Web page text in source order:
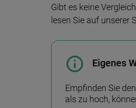
Gibt es keine
lesen Sie auf unserer
Eigenes
Empfinden Sie
als zu hoch,